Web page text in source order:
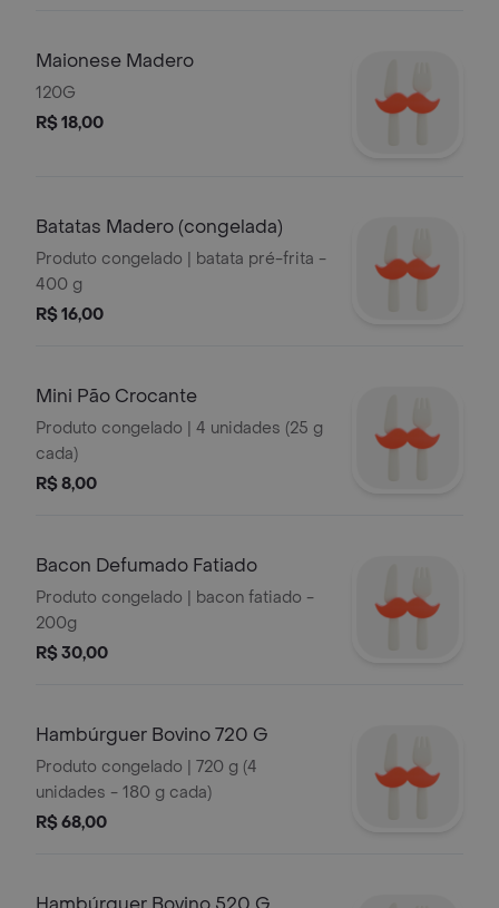
Maionese Madero
120G
R$ 18,00
Batatas Madero (congelada)
Produto congelado | batata pré-frita -
400 g
R$ 16,00
Mini Pão Crocante
Produto congelado | 4 unidades (25 g
cada)
R$ 8,00
Bacon Defumado Fatiado
Produto congelado | bacon fatiado -
200g
R$ 30,00
Hambúrguer Bovino 720 G
Produto congelado | 720 g (4
unidades - 180 g cada)
R$ 68,00